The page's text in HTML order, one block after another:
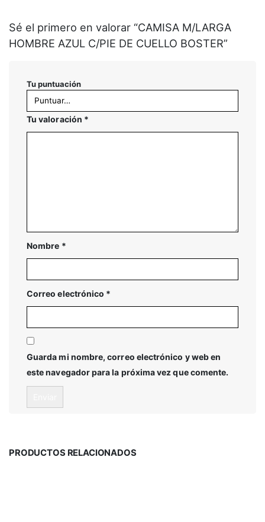
Sé el primero en valorar “CAMISA M/LARGA
HOMBRE AZUL C/PIE DE CUELLO BOSTER”
Tu puntuación
Tu valoración *
Nombre *
Correo electrónico *
Guarda mi nombre, correo electrónico y web en
este navegador para la próxima vez que comente.
PRODUCTOS RELACIONADOS